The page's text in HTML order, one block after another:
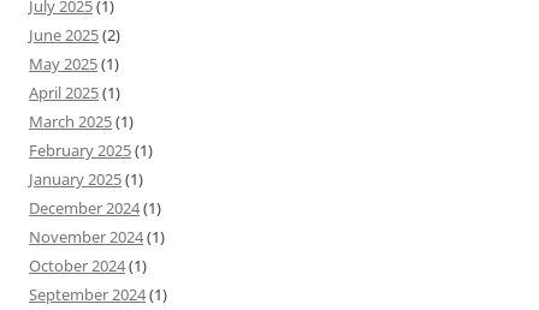
July 2025(1)
June 2025(2)
May 2025(1)
April 2025(1)
March 2025(1)
February 2025(1)
January 2025(1)
December 2024(1)
November 2024(1)
October 2024(1)
September 2024(1)